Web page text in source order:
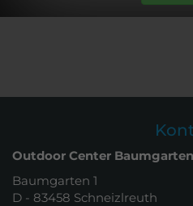
Outdoor Center Baumgarten
Baumgarten 1
D - 83458 Schneizlreuth